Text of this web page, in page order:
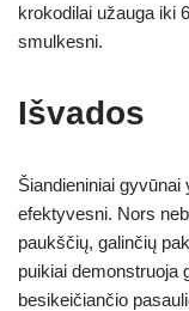
krokodilai užauga iki
smulkesni.
Išvados
Šiandieniniai
efektyvesni. Nors
paukščių, galinčių
puikiai demonstruoja
besikeičiančio